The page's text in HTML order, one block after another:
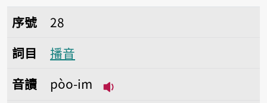
序號28播音
序號
28
詞目
播音
音讀
pòo-im